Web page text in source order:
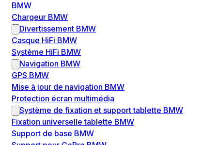
BMW
Chargeur BMW
Divertissement BMW
Casque HiFi BMW
Système HiFi BMW
Navigation BMW
GPS BMW
Mise à jour de navigation BMW
Protection écran multimédia
Système de fixation et support tablette BMW
Fixation universelle tablette BMW
Support de base BMW